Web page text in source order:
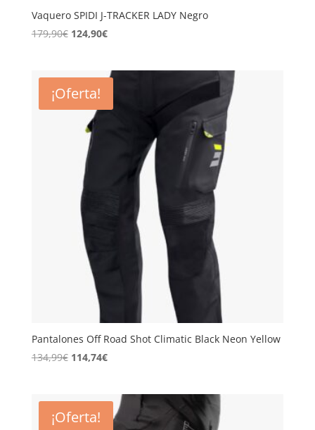
Vaquero SPIDI J-TRACKER LADY Negro
179,90€ El
era:
179,90€.
124,90€El
es:
¡Oferta!
Pantalones Off Road Shot Climatic Black Neon Yellow
134,99€ El
era:
134,99€.
114,74€El
es:
114,74€.
¡Oferta!